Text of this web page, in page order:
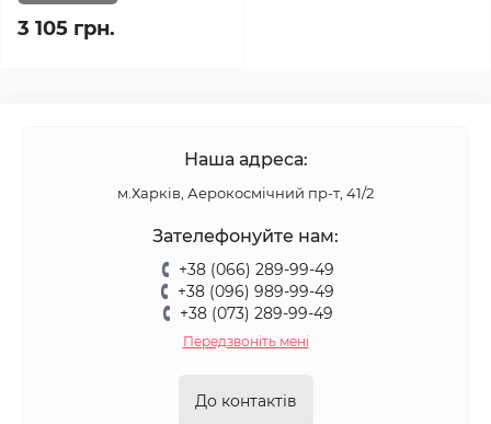
3 105 грн.
Наша адреса:
м.Харків, Аерокосмічний пр-т, 41/2
Зателефонуйте нам:
+38 (066) 289-99-49
+38 (096) 989-99-49
+38 (073) 289-99-49
Передзвоніть мені
До контактів